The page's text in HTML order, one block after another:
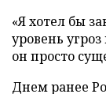
«Я хотел бы
уровень
он просто
Днем ранее